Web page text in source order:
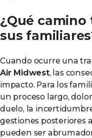
¿Qué
sus
Cuando ocurre una
Air Midwest, las
impacto. Para los
un proceso largo,
duelo, la
gestiones posteriores
pueden ser